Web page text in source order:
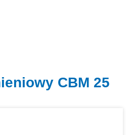
CBM 25